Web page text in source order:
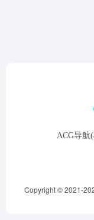
ACG导航
Copyright © 2021-